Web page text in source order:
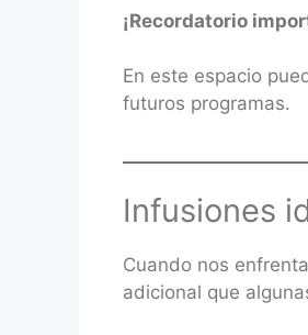
¡Recordatorio
En este espacio
futuros programas.
Infusiones
Cuando nos
adicional que